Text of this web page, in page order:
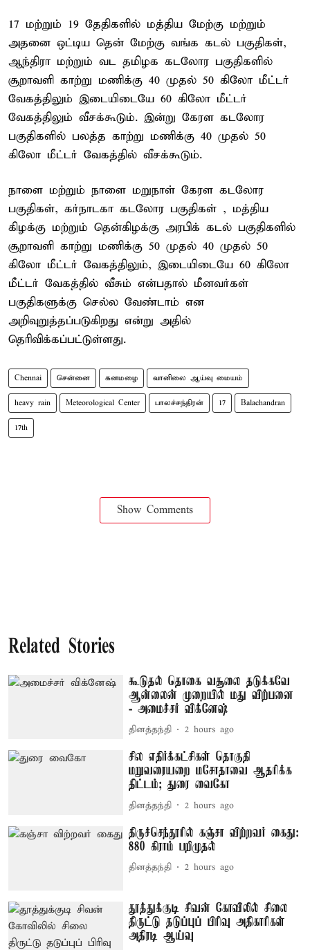
17 மற்றும் 19 தேதிகளில் மத்திய மேற்கு மற்றும்
அதனை ஒட்டிய தென் மேற்கு வங்க கடல் பகுதிகள்,
ஆந்திரா மற்றும் வட தமிழக கடலோர பகுதிகளில்
சூறாவளி காற்று மணிக்கு 40 முதல் 50 கிலோ மீட்டர்
வேகத்திலும் இடையிடையே 60 கிலோ மீட்டர்
வேகத்திலும் வீசக்கூடும். இன்று கேரள கடலோர
பகுதிகளில் பலத்த காற்று மணிக்கு 40 முதல் 50
கிலோ மீட்டர் வேகத்தில் வீசக்கூடும்.
நாளை மற்றும் நாளை மறுநாள் கேரள கடலோர
பகுதிகள், கர்நாடகா கடலோர பகுதிகள் , மத்திய
கிழக்கு மற்றும் தென்கிழக்கு அரபிக் கடல் பகுதிகளில்
சூறாவளி காற்று மணிக்கு 50 முதல் 40 முதல் 50
கிலோ மீட்டர் வேகத்திலும், இடையிடையே 60 கிலோ
மீட்டர் வேகத்தில் வீசும் என்பதால் மீனவர்கள்
பகுதிகளுக்கு செல்ல வேண்டாம் என
அறிவுறுத்தப்படுகிறது என்று அதில்
தெரிவிக்கப்பட்டுள்ளது.
Chennai சென்னை கனமழை வானிலை ஆய்வு மையம்
heavy rain Meteorological Center பாலச்சந்திரன் 17 Balachandran
17th
Show Comments
Related Stories
கூடுதல் தொகை வசூலை தடுக்கவே
ஆன்லைன் முறையில் மது விற்பனை
- அமைச்சர் விக்னேஷ்
தினத்தந்தி 2 hours ago
சில எதிர்க்கட்சிகள் தொகுதி
மறுவரையறை மசோதாவை ஆதரிக்க
திட்டம்; துரை வைகோ
தினத்தந்தி 2 hours ago
திருச்செந்தூரில் கஞ்சா விற்றவர் கைது:
880 கிராம் பறிமுதல்
தினத்தந்தி 2 hours ago
தூத்துக்குடி சிவன் கோவிலில் சிலை
திருட்டு தடுப்புப் பிரிவு அதிகாரிகள்
அதிரடி ஆய்வு